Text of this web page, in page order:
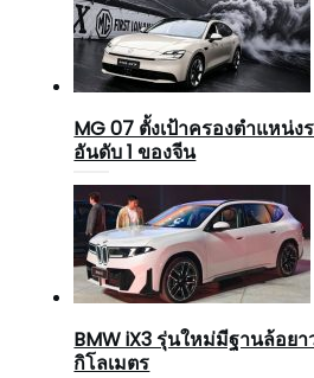
MG 07 ตั้งเป้าครองตำแหน่ง
อันดับ 1 ของจีน
BMW iX3 รุ่นใหม่มีฐานล้อยา
กิโลเมตร